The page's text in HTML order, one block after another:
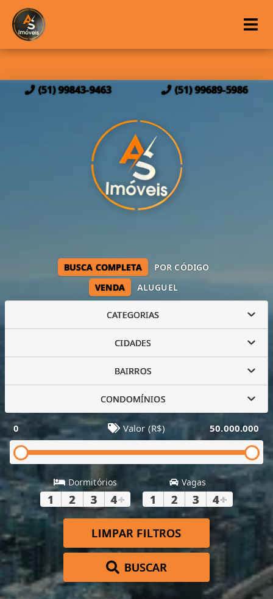
(51) 99843-9463 (51) 99689-5986
VENDA ALUGUEL
BUSCA COMPLETA POR CÓDIGO
CATEGORIAS
CIDADES
BAIRROS
CONDOMÍNIOS
0 Valor (R$) 50.000.000
Dormitórios
1 2 3 4+
Vagas
1 2 3 4+
LIMPAR FILTROS
BUSCAR